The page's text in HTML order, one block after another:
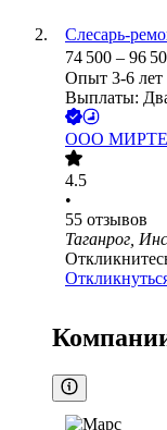
Слесарь-
74 500 – 96
Опыт 3-6 лет
Выплаты:
ООО
4.5
•
55 отзывов
Таганрог,